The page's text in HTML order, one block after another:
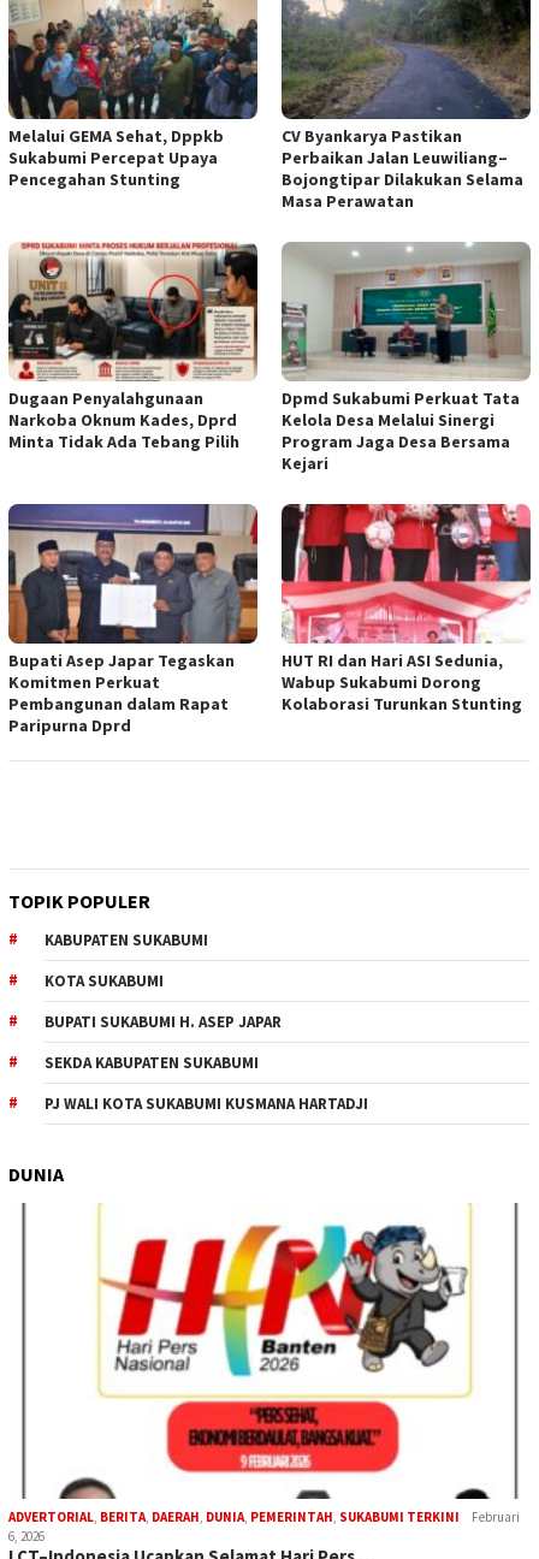
Melalui GEMA Sehat, Dppkb
Sukabumi Percepat Upaya
Pencegahan Stunting
CV Byankarya Pastikan
Perbaikan Jalan Leuwiliang–
Bojongtipar Dilakukan Selama
Masa Perawatan
Dugaan Penyalahgunaan
Narkoba Oknum Kades, Dprd
Minta Tidak Ada Tebang Pilih
Dpmd Sukabumi Perkuat Tata
Kelola Desa Melalui Sinergi
Program Jaga Desa Bersama
Kejari
Bupati Asep Japar Tegaskan
Komitmen Perkuat
Pembangunan dalam Rapat
Paripurna Dprd
HUT RI dan Hari ASI Sedunia,
Wabup Sukabumi Dorong
Kolaborasi Turunkan Stunting
TOPIK POPULER
KABUPATEN SUKABUMI
KOTA SUKABUMI
BUPATI SUKABUMI H. ASEP JAPAR
SEKDA KABUPATEN SUKABUMI
PJ WALI KOTA SUKABUMI KUSMANA HARTADJI
DUNIA
ADVERTORIAL BERITA DAERAH DUNIA PEMERINTAH SUKABUMI TERKINI
Februari
6, 2026